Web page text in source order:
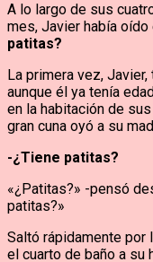
A lo largo de sus
mes, Javier había
patitas?
La primera vez,
aunque él ya tenía
en la habitación de
gran cuna oyó a su
-¿Tiene patitas?
«¿Patitas?» -pensó
patitas?»
Saltó rápidamente por
el cuarto de baño a su